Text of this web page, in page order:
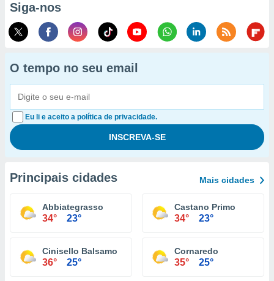
Siga-nos
O tempo no seu email
Eu li e aceito a política de privacidade.
Principais cidades Mais cidades
Abbiategrasso
34° 23°
Castano Primo
34° 23°
Cinisello Balsamo
36° 25°
Cornaredo
35° 25°